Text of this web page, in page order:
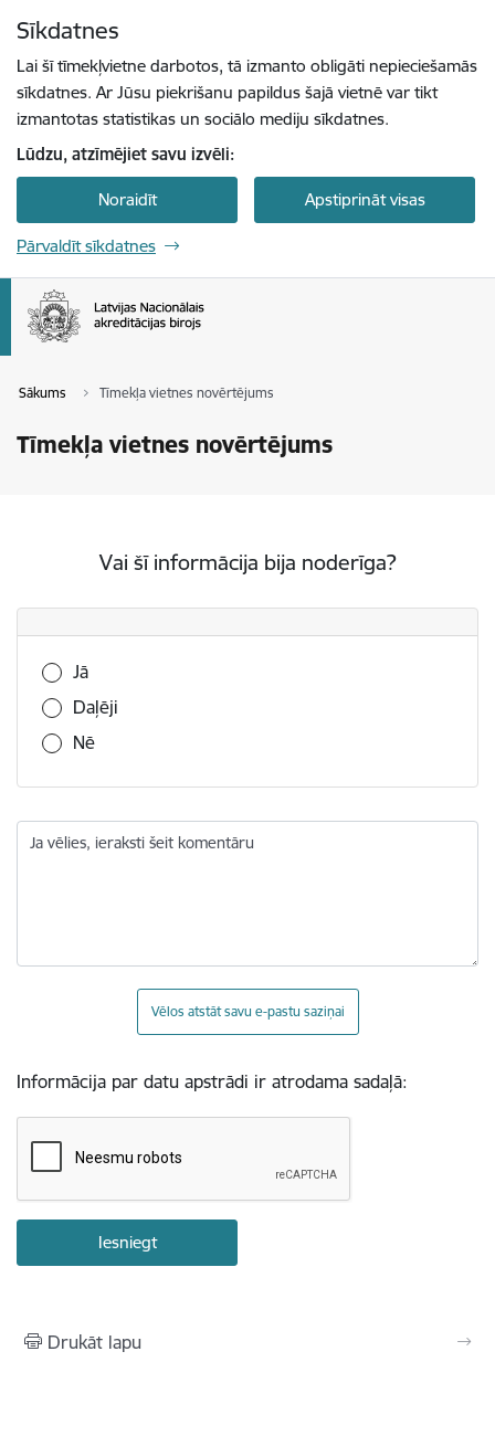
Sīkdatnes
Lai šī tīmekļvietne darbotos, tā izmanto obligāti nepieciešamās
sīkdatnes. Ar Jūsu piekrišanu papildus šajā vietnē var tikt
izmantotas statistikas un sociālo mediju sīkdatnes.
Lūdzu, atzīmējiet savu izvēli:
Noraidīt Apstiprināt visas
Pārvaldīt sīkdatnes
Sākums Tīmekļa vietnes novērtējums
Tīmekļa vietnes novērtējums
Vai šī informācija bija noderīga?
Vai šī informācija bija noderīga?
Jā
Daļēji
Nē
Ja vēlies, ieraksti šeit komentāru
Vēlos atstāt savu e-pastu saziņai
Informācija par datu apstrādi ir atrodama sadaļā:
Drukāt lapu